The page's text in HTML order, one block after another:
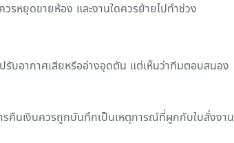
รหยุดขายห้อง และงานใดควรย้ายไปทำช่วง
รับอากาศเสียหรืออ่างอุดตัน แต่เห็นว่าทีมตอบสนอง
รคืนเงินควรถูกบันทึกเป็นเหตุการณ์ที่ผูกกับใบสั่งงาน